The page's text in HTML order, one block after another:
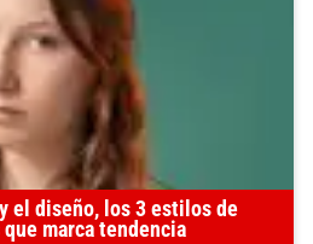
el diseño, los 3 estilos de
marca tendencia